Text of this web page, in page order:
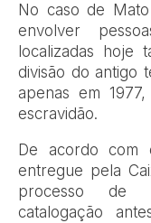
No caso de
envolver
localizadas
divisão do antigo
apenas em
escravidão.
De acordo com
entregue pela
processo de
catalogação